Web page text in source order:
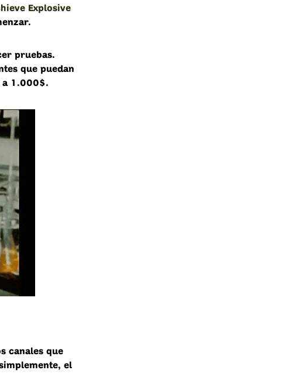
Explosive
pruebas.
que puedan
a 1.000$.
canales que
el